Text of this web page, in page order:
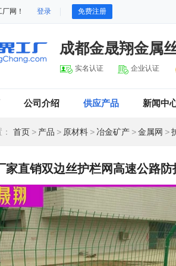
网！ 登录 免费注册
成都金晟翔金属
实名认证 企业认证
公司介绍 供应产品 新闻中
首页 > 产品 > 原材料 > 冶金矿产 >金属网 >
家直销双边丝护栏网高速公路